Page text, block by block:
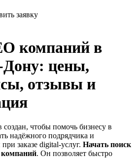
заявку
компаний в
Дону: цены,
отзывы и
создан, чтобы помочь бизнесу в
надёжного подрядчика и
заказе digital-услуг. Начать поиск
. Он позволяет быстро